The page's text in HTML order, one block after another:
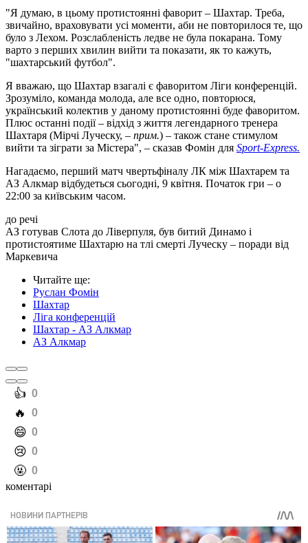
"Я думаю, в цьому протистоянні фаворит – Шахтар. Треба,
звичайно, враховувати усі моменти, аби не повторилося те, що
було з Лехом. Розслабленість ледве не була покарана. Тому
варто з перших хвилин вийти та показати, як то кажуть,
"шахтарський футбол".
Я вважаю, що Шахтар взагалі є фаворитом Ліги конференцій.
Зрозуміло, команда молода, але все одно, повторюся,
український колектив у даному протистоянні буде фаворитом.
Плюс останні події – відхід з життя легендарного тренера
Шахтаря (Мірчі Луческу, – прим.) – також стане стимулом
вийти та зіграти за Містера", – сказав Фомін для Sport-Еxpress.
Нагадаємо, перший матч чвертьфіналу ЛК між Шахтарем та
АЗ Алкмар відбудеться сьогодні, 9 квітня. Початок гри – о
22:00 за київським часом.
до речі
АЗ готував Слота до Ліверпуля, був битий Динамо і
протистоятиме Шахтарю на тлі смерті Луческу – поради від
Маркевича
Читайте ще:
Руслан Фомін
Шахтар
Ліга конференцій
Шахтар - АЗ Алкмар
АЗ Алкмар
️👍 0
️🔥 0
️😄 0
️😢 0
️🤬 0
коментарі